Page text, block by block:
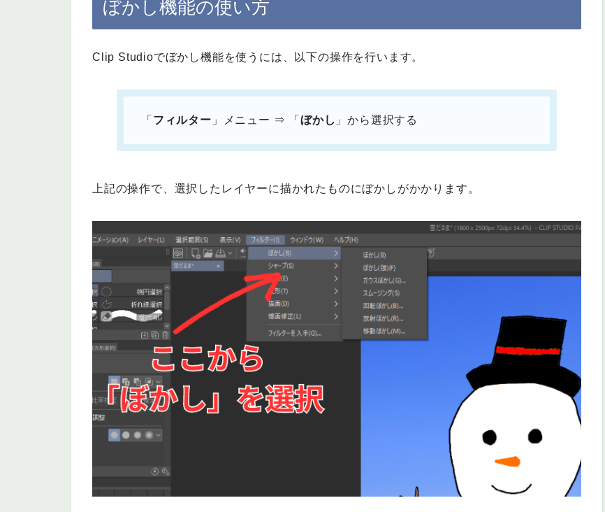
ぼかし機能の使い方
Clip Studioでぼかし機能を使うには、以下の操作を行います。
「 フィルター 」メニュー ⇒ 「 ぼかし 」から選択する
上記の操作で、選択したレイヤーに描かれたものにぼかしがかかります。